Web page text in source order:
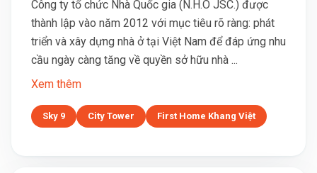
Công ty tổ chức Nhà Quốc gia (N.H.O JSC.) được
thành lập vào năm 2012 với mục tiêu rõ ràng: phát
triển và xây dựng nhà ở tại Việt Nam để đáp ứng nhu
cầu ngày càng tăng về quyền sở hữu nhà ...
Xem thêm
Sky 9 City Tower First Home Khang Việt